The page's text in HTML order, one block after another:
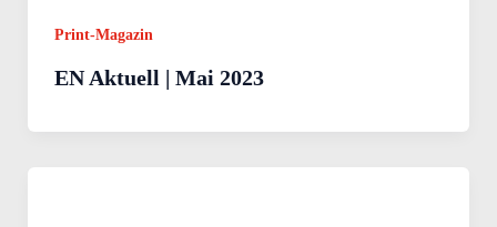
Print-Magazin
EN Aktuell | Mai 2023